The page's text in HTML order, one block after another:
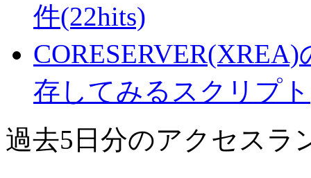
件(22hits)
存してみるスクリプ
過去5日分のアクセスラ